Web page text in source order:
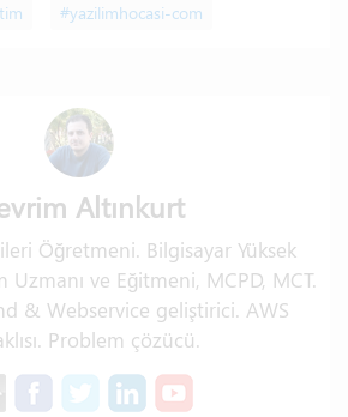
#yazilimhocasi-com
Altınkurt
Öğretmeni. Bilgisayar Yüksek
Uzmanı ve Eğitmeni, MCPD, MCT.
& Webservice geliştirici. AWS
Problem çözücü.